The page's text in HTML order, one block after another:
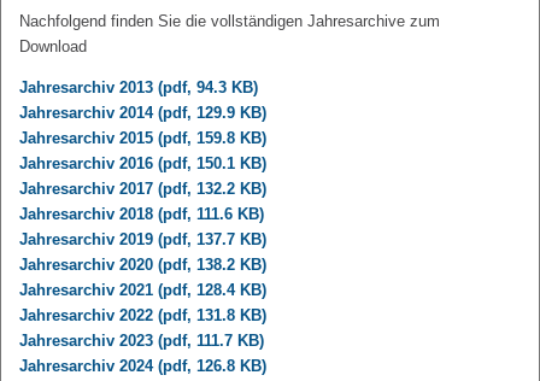
Nachfolgend finden Sie die vollständigen Jahresarchive zum
Download
Jahresarchiv 2013 (pdf, 94.3 KB)
Jahresarchiv 2014 (pdf, 129.9 KB)
Jahresarchiv 2015 (pdf, 159.8 KB)
Jahresarchiv 2016 (pdf, 150.1 KB)
Jahresarchiv 2017 (pdf, 132.2 KB)
Jahresarchiv 2018 (pdf, 111.6 KB)
Jahresarchiv 2019 (pdf, 137.7 KB)
Jahresarchiv 2020 (pdf, 138.2 KB)
Jahresarchiv 2021 (pdf, 128.4 KB)
Jahresarchiv 2022 (pdf, 131.8 KB)
Jahresarchiv 2023 (pdf, 111.7 KB)
Jahresarchiv 2024 (pdf, 126.8 KB)